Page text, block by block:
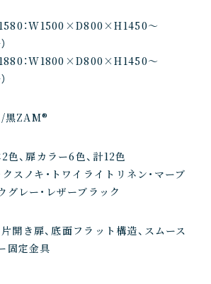
：W1500×D800×H1450～
：W1800×D800×H1450～
/黒ZAM®
2色、扉カラー6色、計12色
スノキ・トワイライトリネン・マーブ
グレー・レザーブラック
片開き扉、底面フラット構造、スムース
固定金具